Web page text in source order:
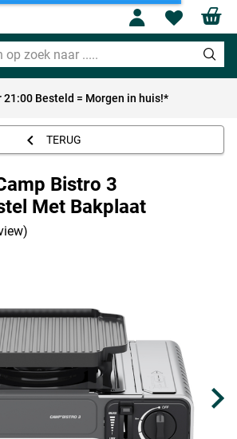
Profile
Camp Bistro 3
Met Bakplaat
53.95
21:00 Besteld = Morgen in huis!*
TERUG
Bistro 3
Met Bakplaat